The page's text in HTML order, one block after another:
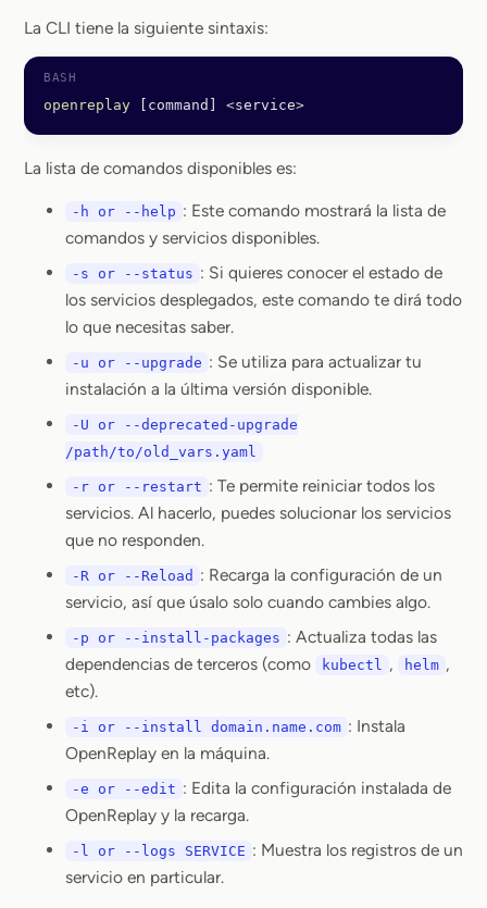
La CLI tiene la siguiente sintaxis:
openreplay [command] <service>
La lista de comandos disponibles es:
-h or --help : Este comando mostrará la lista de
comandos y servicios disponibles.
-s or --status : Si quieres conocer el estado de
los servicios desplegados, este comando te dirá todo
lo que necesitas saber.
-u or --upgrade : Se utiliza para actualizar tu
instalación a la última versión disponible.
-U or --deprecated-upgrade
/path/to/old_vars.yaml
-r or --restart : Te permite reiniciar todos los
servicios. Al hacerlo, puedes solucionar los servicios
que no responden.
-R or --Reload : Recarga la configuración de un
servicio, así que úsalo solo cuando cambies algo.
-p or --install-packages : Actualiza todas las
dependencias de terceros (como
kubectl , helm ,
etc).
-i or --install domain.name.com : Instala
OpenReplay en la máquina.
-e or --edit : Edita la configuración instalada de
OpenReplay y la recarga.
-l or --logs SERVICE : Muestra los registros de un
servicio en particular.